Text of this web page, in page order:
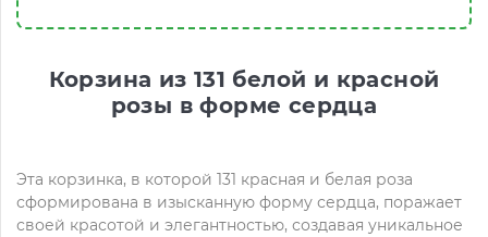
Корзина из 131 белой и красной
розы в форме сердца
Эта корзинка, в которой 131 красная и белая роза
сформирована в изысканную форму сердца, поражает
своей красотой и элегантностью, создавая уникальное